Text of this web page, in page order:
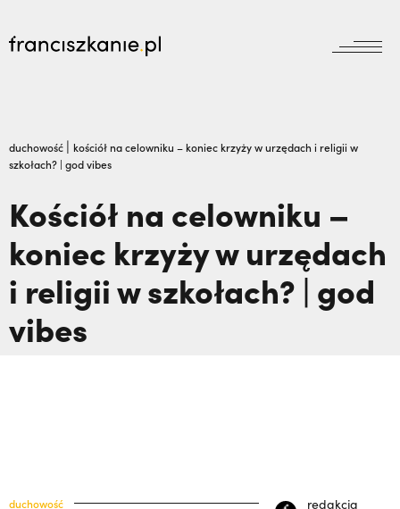
jubileusz
wydarzenia
dokumenty
biblioteka
prowincja
wydarzenia
prowincja
powołanie
dzieła
ochrona małoletnich
zakon
bracia mniejsi
reguła i życie
franciszek
księgarnia
wesprzyj
Wyszukiwarka
najczęściej wyszukiwane
duchowość | kościół na celowniku – koniec krzyży w urzędach i religii w
szkołach? | god vibes
Kościół na celowniku –
koniec krzyży w urzędach
i religii w szkołach? | god
vibes
duchowość
redakcja